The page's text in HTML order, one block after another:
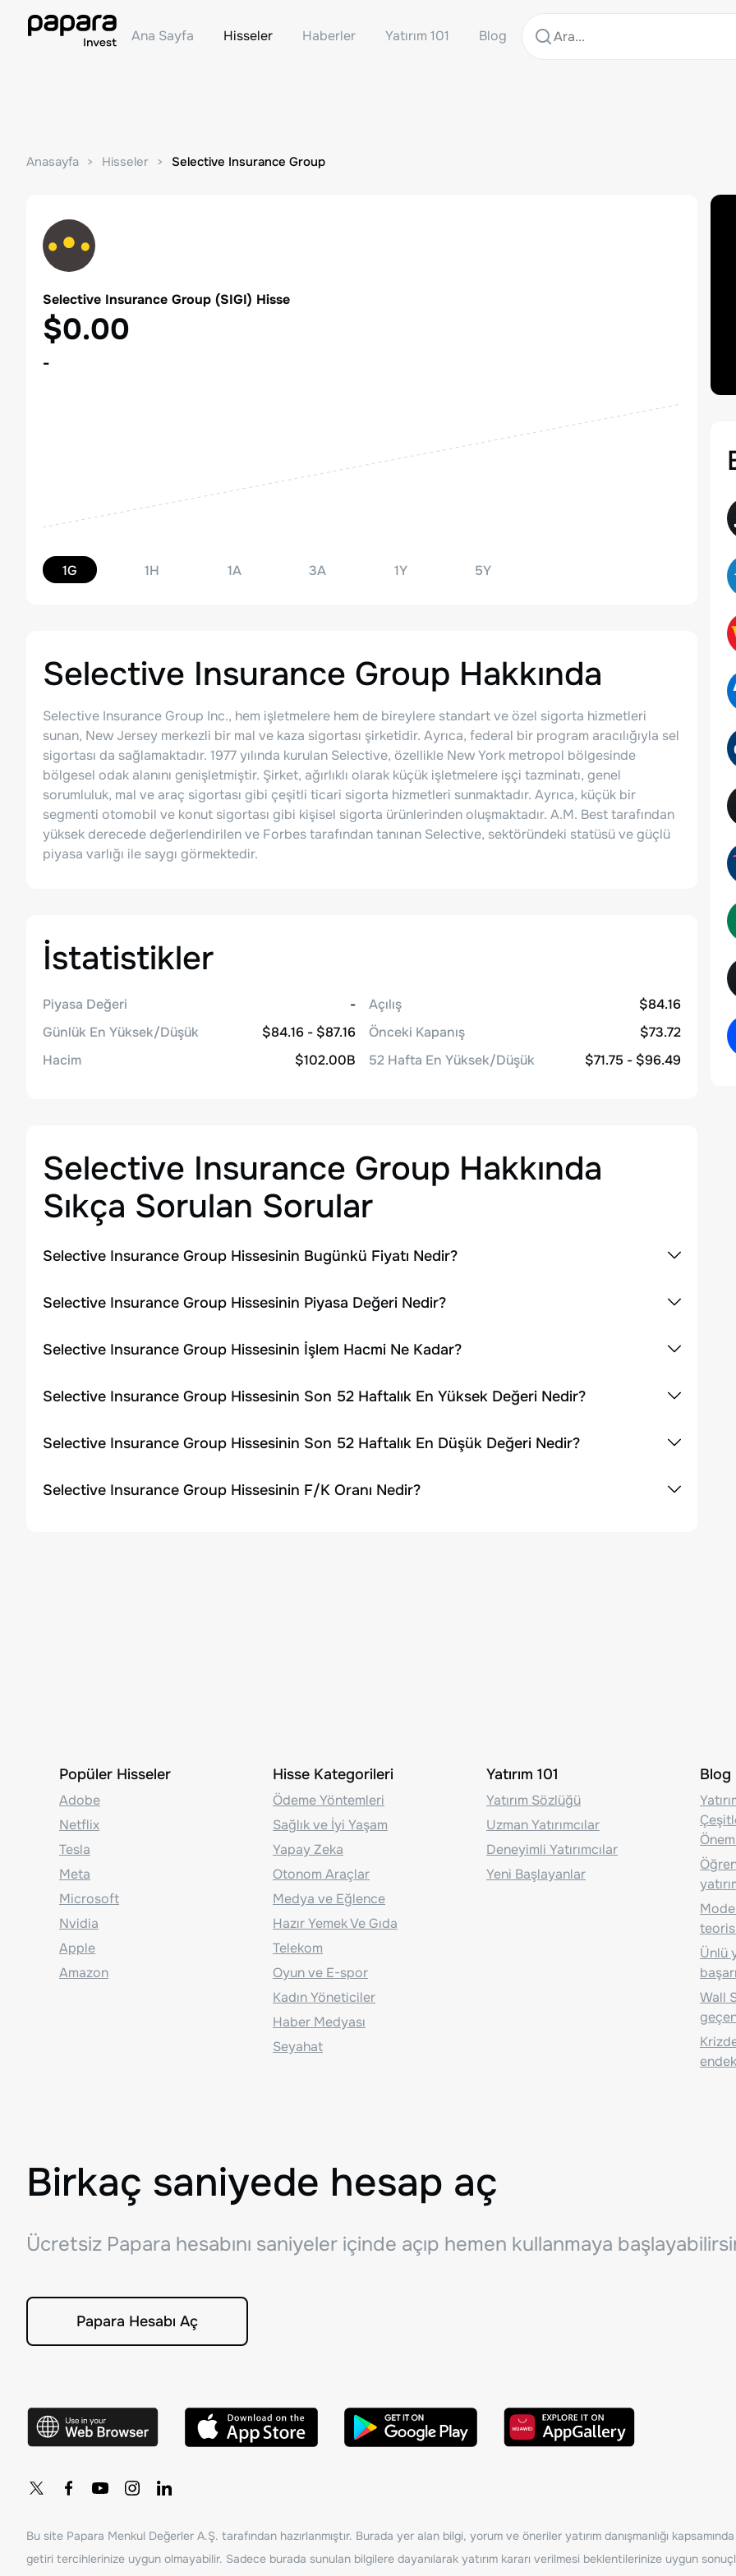
Ana Sayfa Hisseler Haberler Yatırım 101 Blog
Anasayfa Hisseler Selective Insurance Group
Selective Insurance Group (SIGI) Hisse
$0.00
-
1G 1H 1A 3A 1Y 5Y
Selective Insurance Group Hakkında
Selective Insurance Group Inc., hem işletmelere hem de bireylere standart ve özel sigorta hizmetleri
sunan, New Jersey merkezli bir mal ve kaza sigortası şirketidir. Ayrıca, federal bir program aracılığıyla sel
sigortası da sağlamaktadır. 1977 yılında kurulan Selective, özellikle New York metropol bölgesinde
bölgesel odak alanını genişletmiştir. Şirket, ağırlıklı olarak küçük işletmelere işçi tazminatı, genel
sorumluluk, mal ve araç sigortası gibi çeşitli ticari sigorta hizmetleri sunmaktadır. Ayrıca, küçük bir
segmenti otomobil ve konut sigortası gibi kişisel sigorta ürünlerinden oluşmaktadır. A.M. Best tarafından
yüksek derecede değerlendirilen ve Forbes tarafından tanınan Selective, sektöründeki statüsü ve güçlü
piyasa varlığı ile saygı görmektedir.
İstatistikler
Piyasa Değeri
-
Günlük En Yüksek/Düşük
$84.16 - $87.16
Hacim
$102.00B
Açılış
$84.16
Önceki Kapanış
$73.72
52 Hafta En Yüksek/Düşük
$71.75 - $96.49
Selective Insurance Group Hakkında
Sıkça Sorulan Sorular
Selective Insurance Group Hissesinin Bugünkü Fiyatı Nedir?
Selective Insurance Group Hissesinin Piyasa Değeri Nedir?
Selective Insurance Group Hissesinin İşlem Hacmi Ne Kadar?
Selective Insurance Group Hissesinin Son 52 Haftalık En Yüksek Değeri Nedir?
Selective Insurance Group Hissesinin Son 52 Haftalık En Düşük Değeri Nedir?
Selective Insurance Group Hissesinin F/K Oranı Nedir?
Popüler Hisseler
Adobe
Netflix
Tesla
Meta
Microsoft
Nvidia
Apple
Amazon
Hisse Kategorileri
Ödeme Yöntemleri
Sağlık ve İyi Yaşam
Yapay Zeka
Otonom Araçlar
Medya ve Eğlence
Hazır Yemek Ve Gıda
Telekom
Oyun ve E-spor
Kadın Yöneticiler
Haber Medyası
Seyahat
Yatırım 101
Yatırım Sözlüğü
Uzman Yatırımcılar
Deneyimli Yatırımcılar
Yeni Başlayanlar
Blog
Ünlü
Wall
Birkaç saniyede hesap aç
Ücretsiz Papara hesabını saniyeler içinde açıp hemen kullanmaya
Papara Hesabı Aç
Bu site Papara Menkul Değerler A.Ş. tarafından hazırlanmıştır. Burada yer alan bilgi, yorum ve öneriler yatırım danışmanlığı
getiri tercihlerinize uygun olmayabilir. Sadece burada sunulan bilgilere dayanılarak yatırım kararı verilmesi beklentilerinize uygun